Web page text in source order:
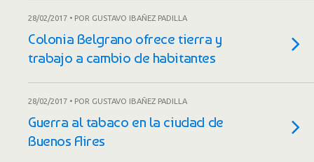
28/02/2017 • POR GUSTAVO IBAÑEZ PADILLA
Colonia Belgrano ofrece tierra y
trabajo a cambio de habitantes
28/02/2017 • POR GUSTAVO IBAÑEZ PADILLA
Guerra al tabaco en la ciudad de
Buenos Aires